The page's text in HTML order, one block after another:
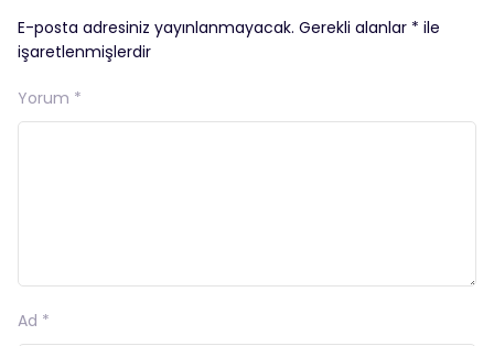
E-posta adresiniz yayınlanmayacak. Gerekli alanlar * ile
işaretlenmişlerdir
Yorum *
Ad *